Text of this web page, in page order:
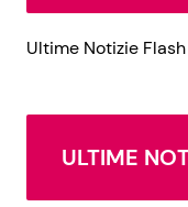
Ultime Notizie Flash
ULTIME